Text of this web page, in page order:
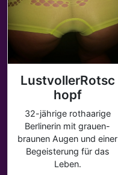
LustvollerRotsc
hopf
32-jährige rothaarige
Berlinerin mit grauen-
braunen Augen und einer
Begeisterung für das
Leben.